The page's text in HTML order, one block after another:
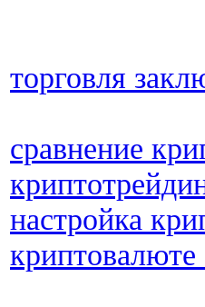
торговля
сравнение
настройка
криптовалюте